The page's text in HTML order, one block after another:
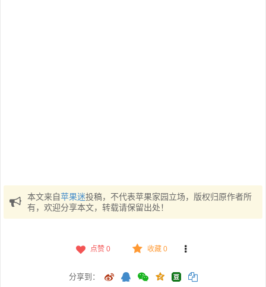
本文来自苹果迷投稿，不代表苹果家园立场，版权归原作者所
有，欢迎分享本文，转载请保留出处！
点赞 0 收藏 0
分享到：